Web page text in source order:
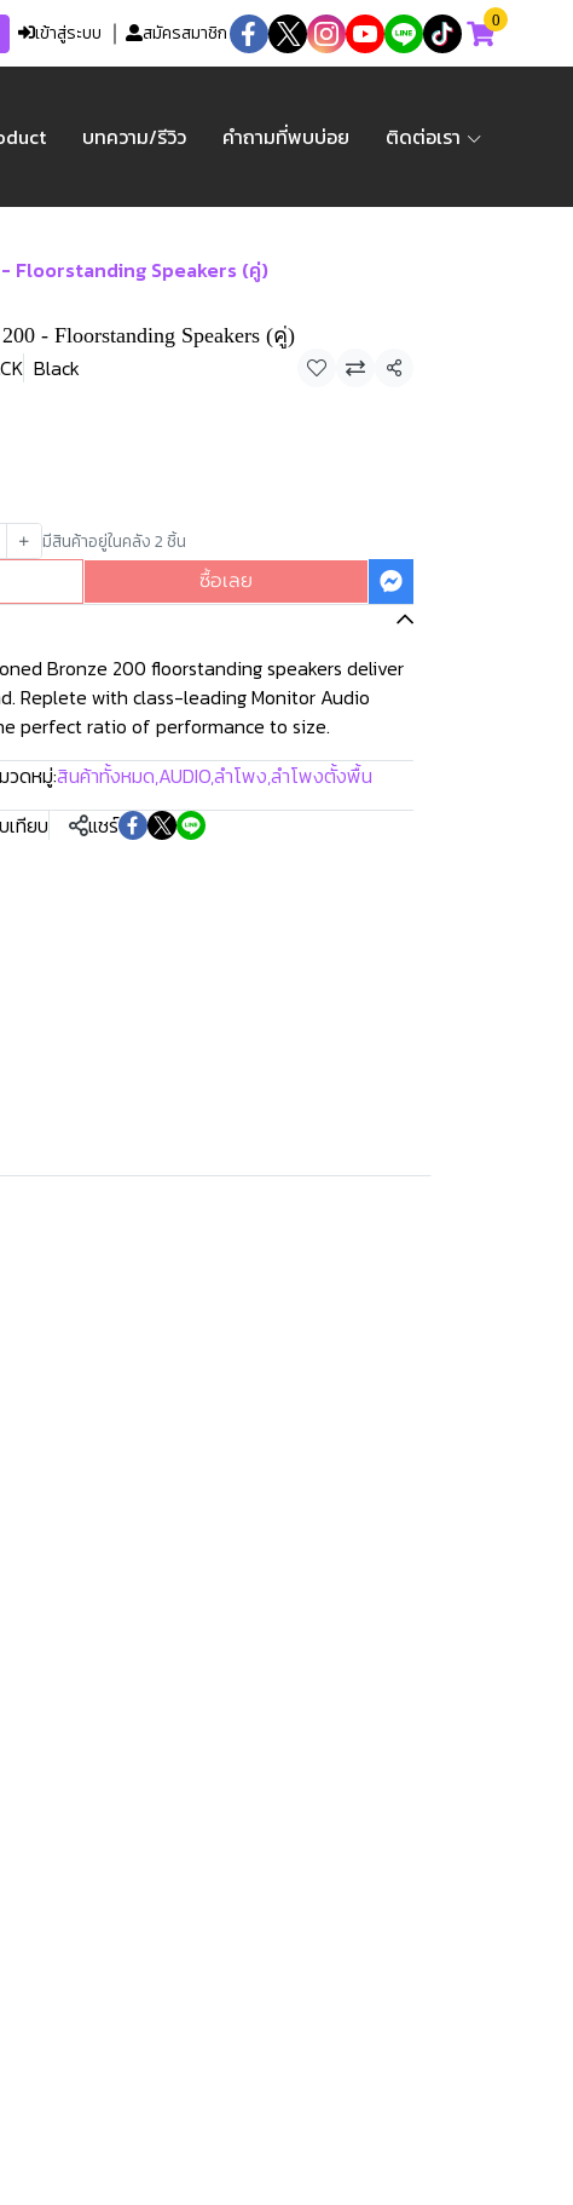
เข้าสู่ระบบ สมัครสมาชิก
0
บทความ/รีวิว คำถามที่พบบ่อย ติดต่อเรา
Floorstanding Speakers (คู่)
- Floorstanding Speakers (คู่)
Black แชร์
มีสินค้าอยู่ในคลัง 2 ชิ้น
ซื้อเลย
Bronze 200 floorstanding speakers deliver
Replete with class-leading Monitor Audio
perfect ratio of performance to size.
วดหมู่:สินค้าทั้งหมด,AUDIO,ลำโพง,ลำโพงตั้งพื้น
เทียบ แชร์